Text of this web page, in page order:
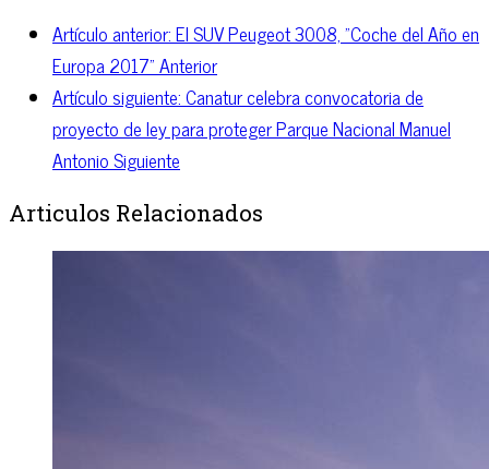
Artículo anterior: El SUV Peugeot 3008, "Coche del Año en
Europa 2017"Anterior
Artículo siguiente: Canatur celebra convocatoria de
proyecto de ley para proteger Parque Nacional Manuel
AntonioSiguiente
Articulos Relacionados